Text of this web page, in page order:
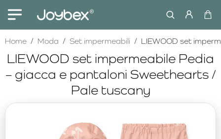
LIEWOOD set impermeabile Pedia
– giacca e pantaloni Sweethearts /
Pale tuscany
HomehomeModa Set impermeabili LIEWOOD set